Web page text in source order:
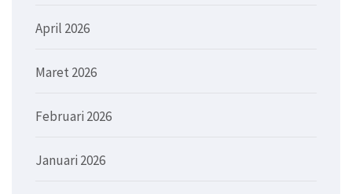
April 2026
Maret 2026
Februari 2026
Januari 2026